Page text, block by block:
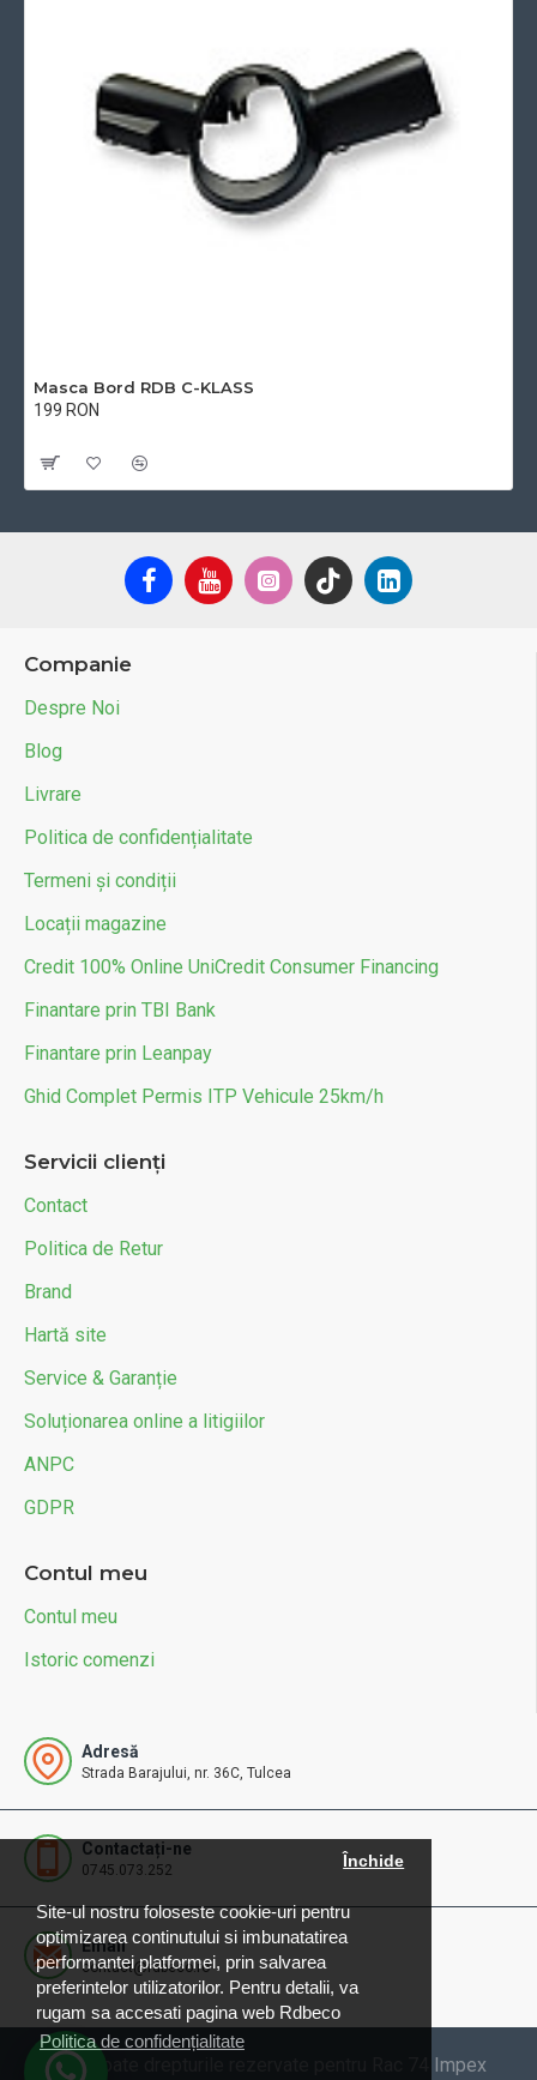
Site-ul nostru foloseste cookie-uri pentru
optimizarea continutului si imbunatatirea
performantei platformei, prin salvarea
preferintelor utilizatorilor. Pentru detalii, va
rugam sa accesati pagina web Rdbeco
Politica de confidențialitate
Închide
Masca Bord RDB C-KLASS
199 RON
Companie
Despre Noi
Blog
Livrare
Politica de confidențialitate
Termeni și condiții
Locații magazine
Credit 100% Online UniCredit Consumer Financing
Finantare prin TBI Bank
Finantare prin Leanpay
Ghid Complet Permis ITP Vehicule 25km/h
Servicii clienți
Contact
Politica de Retur
Brand
Hartă site
Service & Garanție
Soluționarea online a litigiilor
ANPC
GDPR
Contul meu
Contul meu
Istoric comenzi
Adresă
Strada Barajului, nr. 36C, Tulcea
Contactați-ne
0745.073.252
Email
contact@rdbeco.ro
© 2025 Toate drepturile rezervate pentru Rac 74 Impex